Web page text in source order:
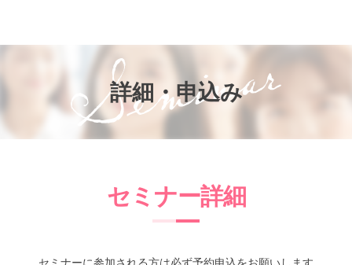
子供と家族の未来を考える会®
詳細・申込み
セミナー詳細